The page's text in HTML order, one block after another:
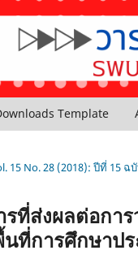
Template
15 No. 28 (2018): ปีที่ 15
ที่ส่งผลต่อกา
ที่การศึกษาป